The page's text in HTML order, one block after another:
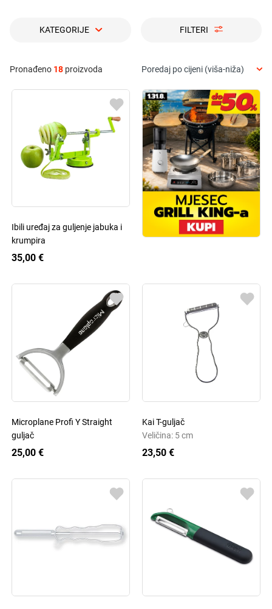
KATEGORIJE FILTERI
Pronađeno 18 proizvoda Poredaj po cijeni (viša-niža)
Ibili uređaj za guljenje jabuka i
krumpira
35,00 €
Microplane Profi Y Straight
guljač
25,00 €
Kai T-guljač
Veličina: 5 cm
23,50 €